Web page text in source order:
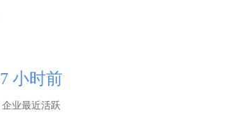
7 小时前
企业最近活跃